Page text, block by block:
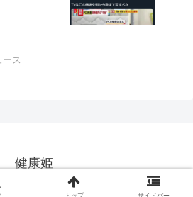
ース
健康姫
健康姫 All Rights Reserved.
トップ サイドバー